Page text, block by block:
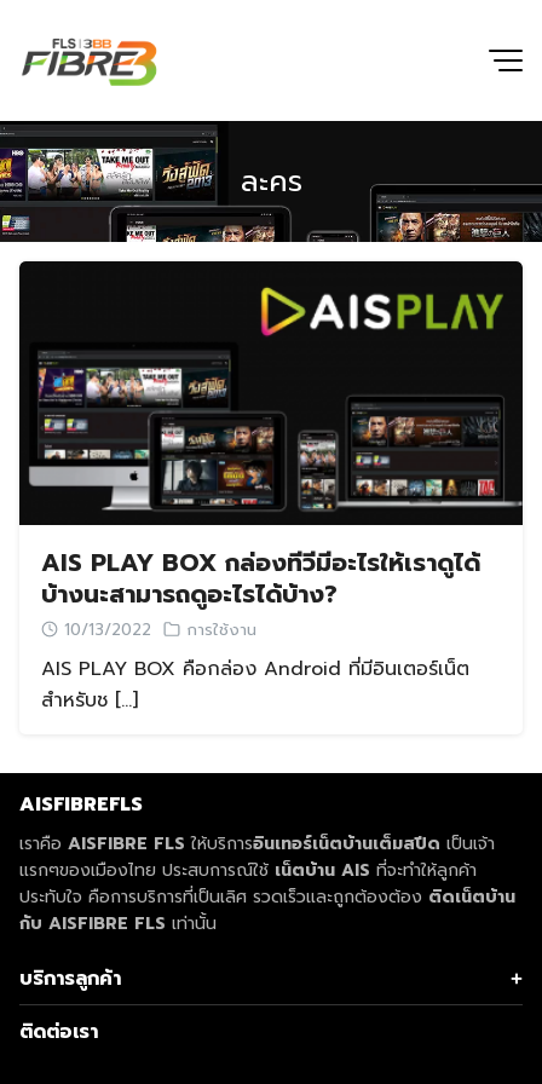
content
Search
for:
Search
ละคร
AIS PLAY BOX กล่องทีวีมีอะไรให้เราดูได้
บ้างนะสามารถดูอะไรได้บ้าง?
10/13/2022 การใช้งาน
AIS PLAY BOX คือกล่อง Android ที่มีอินเตอร์เน็ต
สำหรับช […]
AISFIBREFLS
เราคือ AISFIBRE FLS ให้บริการอินเทอร์เน็ตบ้านเต็มสปีด เป็นเจ้า
แรกๆของเมืองไทย ประสบการณ์ใช้ เน็ตบ้าน AIS ที่จะทำให้ลูกค้า
ประทับใจ คือการบริการที่เป็นเลิศ รวดเร็วและถูกต้องต้อง ติดเน็ตบ้าน
กับ AISFIBRE FLS เท่านั้น
บริการลูกค้า
เกี่ยวกับ AIS
ติดเน็ตบ้าน AIS
ติดต่อเรา